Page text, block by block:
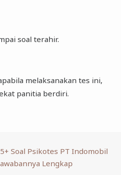
soal terahir.
melaksanakan tes ini,
panitia berdiri.
Soal Psikotes PT Indomobil
Lengkap